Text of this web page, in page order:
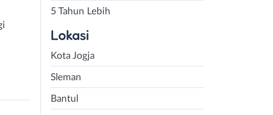
5 Tahun Lebih
Lokasi
Kota Jogja
Sleman
Bantul